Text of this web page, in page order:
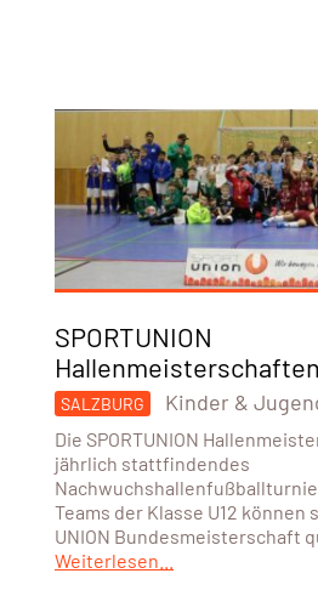
SPORTUNION
SALZBURG Kinder &
Die SPORTUNION
jährlich stattfindendes
Teams der Klasse U12 können
UNION Bundesmeisterschaft
Weiterlesen...